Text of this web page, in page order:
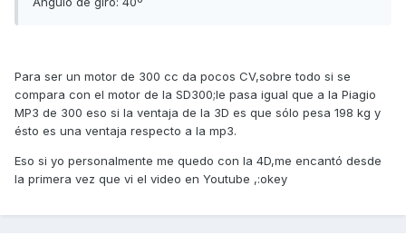
Para ser un motor de 300 cc da pocos CV,sobre todo si se
compara con el motor de la SD300;le pasa igual que a la Piagio
MP3 de 300 eso si la ventaja de la 3D es que sólo pesa 198 kg y
ésto es una ventaja respecto a la mp3.
Eso si yo personalmente me quedo con la 4D,me encantó desde
la primera vez que vi el video en Youtube ,:okey